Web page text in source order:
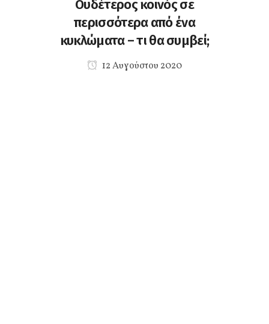
Ουδέτερος κοινός σε
περισσότερα από ένα
κυκλώματα – τι θα συμβεί;
12 Αυγούστου 2020